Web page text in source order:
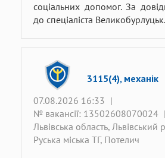
соціальних допомог. За
до спеціаліста
3115(4), механік
07.08.2026 16:33 |
№ вакансії: 13502608070024 |
Львівська область, Львівський
Руська міська ТГ, Потелич